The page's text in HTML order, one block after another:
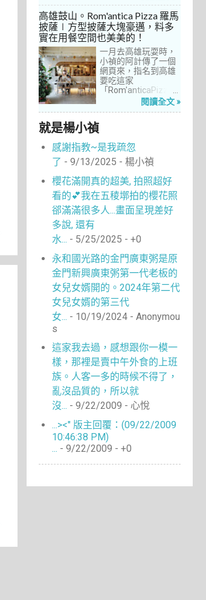
7月 2022
1
6月 2022
1
5月 2022
4月 2022
14
11月 2018
13
9月 2018
5
8月 2018
4
4月 2017
6月 2016
5月 2016
1月 2016
18
12月 2015
16
10月 2015
11
3月 2015
2月 2015
1月 2015
8
12月 2014
1
9月 2014
4
7月 2014
1
6月 2014
5月 2014
4
4月 2014
3
3月 2014
3
2月 2014
12月 2013
7
11月 2013
10月 2013
4
9月 2013
家連鎖店許久，只是
每次去台中誘惑實在
太多了！就……，這一
次離家這麼近，不來
吃真的說不過去。
高雄鼓山。Rom'antica Pizza 羅馬
披薩∣方型披薩大塊豪邁，料多
實在用餐空間也美美的！
一月去高雄玩耍時，
小禎的阿計傳了一個
網頁來，指名到高雄
要吃這家
「Rom'anticaPizza
羅馬披薩」，看了圖
少披薩店，一字排開
的各式披薩看起來琳
瑯滿目，走進店內就
能點上一塊喜愛的口
味大快朵頤，真的好
懷念啊！沒想到台灣
也有類似的披薩店。
走！就到高雄吃披薩
閱讀全文 »
就是楊小禎
感謝指教~是我疏忽
了 - 9/13/2025 - 楊小禎
櫻花滿開真的超美, 拍照超好
看的💕我在五稜墎拍的櫻花照
郤滿滿很多人...畫面呈現差好
多說, 還有
水... - 5/25/2025 - +0
永和國光路的金門廣東粥是原
金門新興廣東粥第一代老板的
女兒女婿開的。2024年第二代
女兒女婿的第三代
女... - 10/19/2024 - Anonymou
s
這家我去過，感想跟你一模一
樣，那裡是賣中午外食的上班
族。人客一多的時候不得了，
亂沒品質的，所以就
沒... - 9/22/2009 - 心悅
...><" 版主回覆：(09/22/2009
10:46:38 PM)
... - 9/22/2009 - +0